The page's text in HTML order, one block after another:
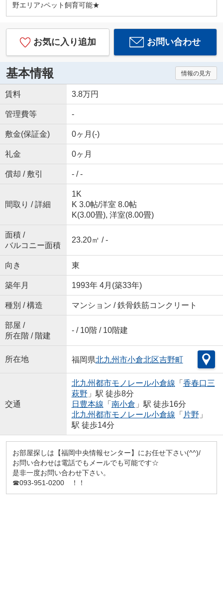
野エリア♪ペット飼育可能★
お気に入り追加 お問い合わせ
基本情報 情報の見方
賃料 3.8万円
管理費等 -
敷金(保証金) 0ヶ月(-)
礼金 0ヶ月
償却 / 敷引 - / -
間取り / 詳細
1K
K 3.0帖/洋室 8.0帖
K(3.00畳), 洋室(8.00畳)
面積 /
バルコニー面積
23.20㎡ / -
向き 東
築年月 1993年 4月(築33年)
種別 / 構造 マンション / 鉄骨鉄筋コンクリート
部屋 /
所在階 / 階建
- / 10階 / 10階建
所在地 福岡県北九州市小倉北区吉野町
交通
北九州都市モノレール小倉線 「 香春口三
萩野 」駅 徒歩8分
日豊本線 「 南小倉 」駅 徒歩16分
北九州都市モノレール小倉線 「 片野 」
駅 徒歩14分
お部屋探しは【福岡中央情報センター】にお任せ下さい(^^)/
お問い合わせは電話でもメールでも可能です☆
是非一度お問い合わせ下さい。
☎093-951-0200 ！！